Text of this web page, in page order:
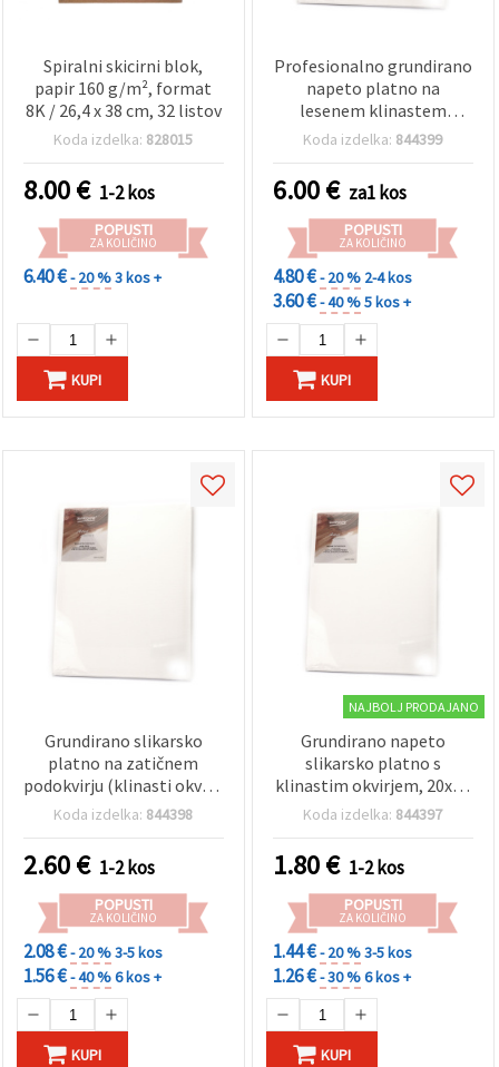
Spiralni skicirni blok,
papir 160 g/m², format
8K / 26,4 x 38 cm, 32 listov
Koda izdelka: 828015
8.00€ 1-2 kos
POPUSTI
ZA KOLIČINO
6.40 €- 20 %3 kos +
KUPI
Profesionalno grundirano
napeto platno na
lesenem klinastem
podokvirju, 40 × 50 cm –
oljne barve
Koda izdelka: 844399
6.00€ za1 kos
POPUSTI
ZA KOLIČINO
4.80 €- 20 % 2-4 kos
3.60 €- 40 %5 kos +
KUPI
Grundirano slikarsko
platno na zatičnem
podokvirju (klinasti okvir),
20 x 30 cm
Koda izdelka: 844398
2.60€ 1-2 kos
POPUSTI
ZA KOLIČINO
2.08 €- 20 %3-5 kos
1.56 €- 40 %6 kos +
KUPI
NAJBOLJ PRODAJANO
Grundirano napeto
slikarsko platno s
klinastim okvirjem, 20x20
cm
Koda izdelka: 844397
1.80€ 1-2 kos
POPUSTI
ZA KOLIČINO
1.44 €- 20 %3-5 kos
1.26 €- 30 %6 kos +
KUPI